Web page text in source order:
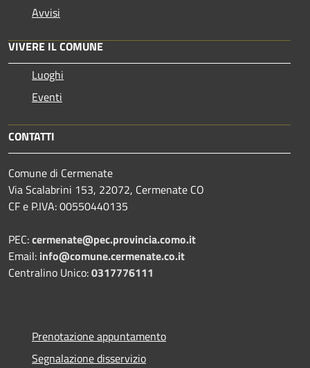
Avvisi
VIVERE IL COMUNE
Luoghi
Eventi
CONTATTI
Comune di Cermenate
Via Scalabrini 153, 22072, Cermenate CO
CF e P.IVA: 00550440135
PEC:cermenate@pec.provincia.como.it
Email: info@comune.cermenate.co.it
Centralino Unico:0317776111
Prenotazione appuntamento
Segnalazione disservizio